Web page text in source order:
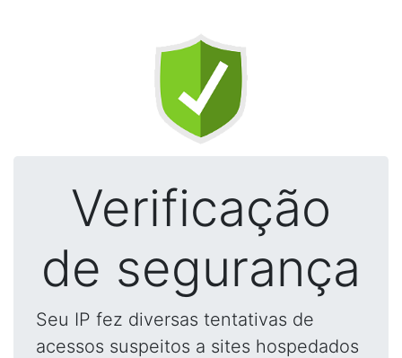
Verificação
de segurança
Seu IP fez diversas tentativas de
acessos suspeitos a sites hospedados